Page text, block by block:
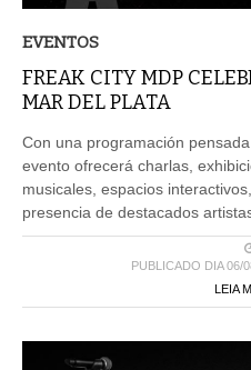
EVENTOS
FREAK CITY MDP
MAR DEL PLATA
Con una programación
evento ofrecerá charlas,
musicales, espacios
presencia de destacados
PUBLICADO DIA 06/
LEIA